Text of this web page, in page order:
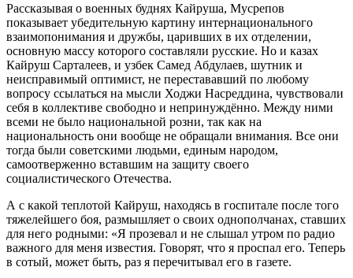
Рассказывая о военных буднях Кайруша, Мусрепов
показывает убедительную картину интернационального
взаимопонимания и дружбы, царивших в их отделении,
основную массу которого составляли русские. Но и казах
Кайруш Сарталеев, и узбек Самед Абдулаев, шутник и
неисправимый оптимист, не перестававший по любому
вопросу ссылаться на мысли Ходжи Насреддина, чувствовали
себя в коллективе свободно и непринуждённо. Между ними
всеми не было национальной розни, так как на
национальность они вообще не обращали внимания. Все они
тогда были советскими людьми, единым народом,
самоотверженно вставшим на защиту своего
социалистического Отечества.
А с какой теплотой Кайруш, находясь в госпитале после того
тяжелейшего боя, размышляет о своих однополчанах, ставших
для него родными: «Я прозевал и не слышал утром по радио
важного для меня известия. Говорят, что я проспал его. Теперь
в сотый, может быть, раз я перечитывал его в газете.